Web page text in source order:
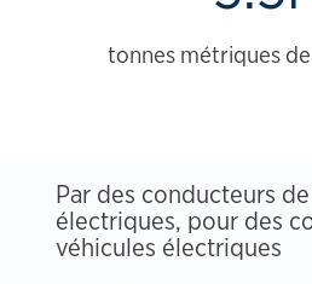
tonnes métriques
Par des conducteurs
électriques, pour des
véhicules électriques